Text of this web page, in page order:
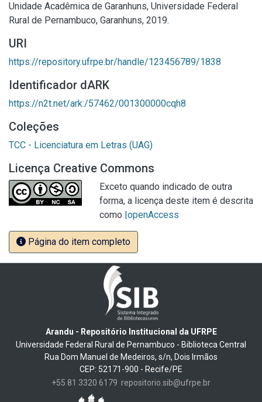
Unidade Acadêmica de Garanhuns, Universidade Federal
Rural de Pernambuco, Garanhuns, 2019.
URI
https://repository.ufrpe.br/handle/123456789/1838
Identificador dARK
https://n2t.net/ark:/57462/001300000cqh8
Coleções
TCC - Licenciatura em Letras (UAG)
Licença Creative Commons
Exceto quando indicado de outra
forma, a licença deste item é descrita
como |openAccess
Página do item completo
Arandu - Repositório Institucional da UFRPE
Universidade Federal Rural de Pernambuco - Biblioteca Central
Rua Dom Manuel de Medeiros, s/n, Dois Irmãos
CEP: 52171-900 - Recife/PE
+55 81 3320 6179 repositorio.sib@ufrpe.br